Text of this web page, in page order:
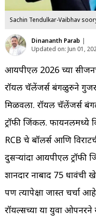
Sachin Tendulkar-Vaibhav
Dinananth Parab |
Updated on: Jun 01,
आयपीएल 2026 च्या
रॉयल चॅलेंजर्स बंगळुरुने
मिळवला. रॉयल चॅलेंजर्स
ट्रॉफी जिंकली. फायनलमध्ये
RCB चे बॉलर्स आणि
दुसऱ्यांदा आयपीएल ट्रॉफी
शानदार नाबाद 75 धावंची
पण त्यापेक्षा जास्त चर्चा
रॉयल्सच्या या युवा ओपनरने